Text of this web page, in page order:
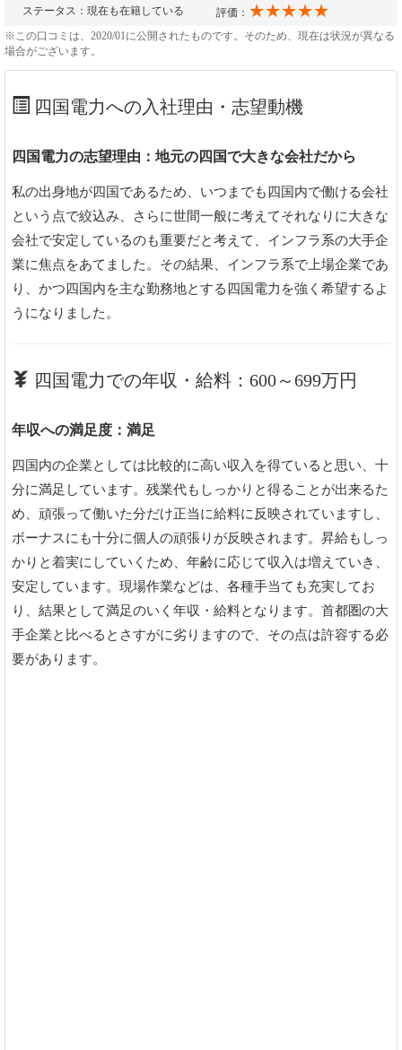
ステータス：現在も在籍している
評価： ★★★★★
※この口コミは、2020/01に公開されたものです。そのため、現在は状況が異なる
場合がございます。
四国電力への入社理由・志望動機
四国電力の志望理由：地元の四国で大きな会社だから
私の出身地が四国であるため、いつまでも四国内で働ける会社
という点で絞込み、さらに世間一般に考えてそれなりに大きな
会社で安定しているのも重要だと考えて、インフラ系の大手企
業に焦点をあてました。その結果、インフラ系で上場企業であ
り、かつ四国内を主な勤務地とする四国電力を強く希望するよ
うになりました。
四国電力での年収・給料：600～699万円
年収への満足度：満足
四国内の企業としては比較的に高い収入を得ていると思い、十
分に満足しています。残業代もしっかりと得ることが出来るた
め、頑張って働いた分だけ正当に給料に反映されていますし、
ボーナスにも十分に個人の頑張りが反映されます。昇給もしっ
かりと着実にしていくため、年齢に応じて収入は増えていき、
安定しています。現場作業などは、各種手当ても充実してお
り、結果として満足のいく年収・給料となります。首都圏の大
手企業と比べるとさすがに劣りますので、その点は許容する必
要があります。